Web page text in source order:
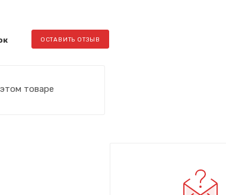
ОСТАВИТЬ ОТЗЫВ
товаре